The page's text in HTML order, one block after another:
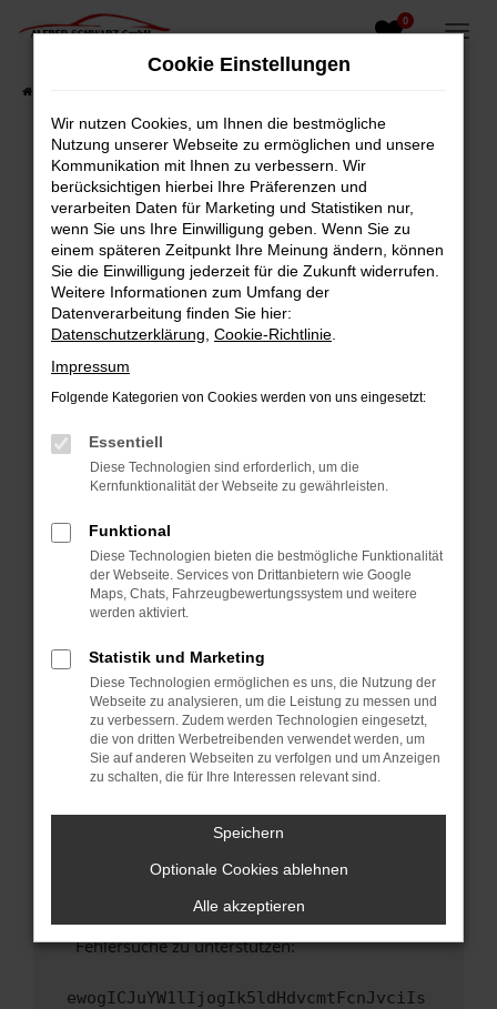
Zum
0
Fehler: Network Error
Beim Laden ist ein Fehler aufgetreten.
Hier sind ein paar Tipps, die dir helfen können:
Überprüfe deine Firewall und deine
Internetverbindung.
Laden andere Webseiten, zum Beispiel deine
Suchmaschine?
Prüfe deine Browsererweiterungen.
Manche Erweiterungen, wie Werbeblocker,
können das Laden bestimmter Seiten
verhindern. Funktioniert die Seite in einem
Fenster?
Starte dein Gerät neu.
Das kann manchmal helfen, vorübergehende
Probleme zu beheben.
Betriebssystem auf dem neuesten Stand
sind.
Veraltete Software birgt nicht nur ein
Sicherheitsrisiko, sondern kann auch dazu
führen, dass bestimmte Funktionen nicht mehr
unterstützt werden.
Wende dich an den Webseitenbetreiber.
Wenn du alle oben genannten Schritte versucht
hast, kontaktiere uns bitte. Wir werden
versuchen, das Problem zu beheben. Du kannst
uns diesen Text schicken, um uns bei der
Fehlersuche zu unterstützen:
ewogICJuYW1lIjogIk5ldHdvcmtFcnJvciIs
Cookie Einstellungen
Wir nutzen Cookies, um Ihnen die bestmögliche
Nutzung unserer Webseite zu ermöglichen und unsere
Kommunikation mit Ihnen zu verbessern. Wir
berücksichtigen hierbei Ihre Präferenzen und
verarbeiten Daten für Marketing und Statistiken nur,
wenn Sie uns Ihre Einwilligung geben. Wenn Sie zu
einem späteren Zeitpunkt Ihre Meinung ändern, können
Sie die Einwilligung jederzeit für die Zukunft widerrufen.
Weitere Informationen zum Umfang der
Datenverarbeitung finden Sie hier:
Datenschutzerklärung Cookie-Richtlinie
Impressum
Folgende Kategorien von Cookies werden von uns eingesetzt:
Essentiell
Diese Technologien sind erforderlich, um die
Kernfunktionalität der Webseite zu gewährleisten.
Funktional
Diese Technologien bieten die bestmögliche Funktionalität
der Webseite. Services von Drittanbietern wie Google
Maps, Chats, Fahrzeugbewertungssystem und weitere
werden aktiviert.
Statistik und Marketing
Diese Technologien ermöglichen es uns, die Nutzung der
Webseite zu analysieren, um die Leistung zu messen und
zu verbessern. Zudem werden Technologien eingesetzt,
die von dritten Werbetreibenden verwendet werden, um
Sie auf anderen Webseiten zu verfolgen und um Anzeigen
zu schalten, die für Ihre Interessen relevant sind.
Speichern
Optionale Cookies ablehnen
Alle akzeptieren